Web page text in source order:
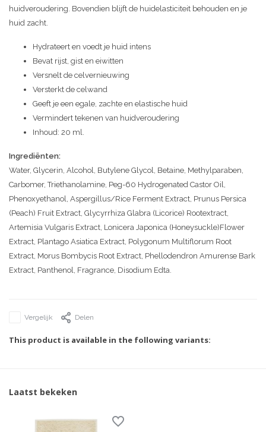
huidveroudering. Bovendien blijft de huidelasticiteit behouden en je
huid zacht.
Hydrateert en voedt je huid intens
Bevat rijst, gist en eiwitten
Versnelt de celvernieuwing
Versterkt de celwand
Geeft je een egale, zachte en elastische huid
Vermindert tekenen van huidveroudering
Inhoud: 20 ml.
Ingrediënten:
Water, Glycerin, Alcohol, Butylene Glycol, Betaine, Methylparaben,
Carbomer, Triethanolamine, Peg-60 Hydrogenated Castor Oil,
Phenoxyethanol, Aspergillus/Rice Ferment Extract, Prunus Persica
(Peach) Fruit Extract, Glycyrrhiza Glabra (Licorice) Rootextract,
Artemisia Vulgaris Extract, Lonicera Japonica (Honeysuckle)Flower
Extract, Plantago Asiatica Extract, Polygonum Multiflorum Root
Extract, Morus Bombycis Root Extract, Phellodendron Amurense Bark
Extract, Panthenol, Fragrance, Disodium Edta.
Vergelijk Delen
This product is available in the following variants:
Laatst bekeken